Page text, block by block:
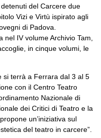
del Carcere due
Vizi e Virtù ispirato agli
di Padova.
nel IV volume Archivio Tam,
in cinque volumi, le
si terrà a Ferrara dal 3 al 5
con il Centro Teatro
Nazionale di
dei Critici di Teatro e la
un’iniziativa sul
del teatro in carcere”.